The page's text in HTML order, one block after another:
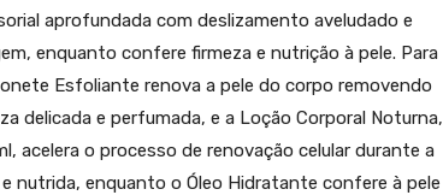
aprofundada com deslizamento aveludado e
enquanto confere firmeza e nutrição à pele. Para
Esfoliante renova a pele do corpo removendo
delicada e perfumada, e a Loção Corporal Noturna,
acelera o processo de renovação celular durante a
nutrida, enquanto o Óleo Hidratante confere à pele